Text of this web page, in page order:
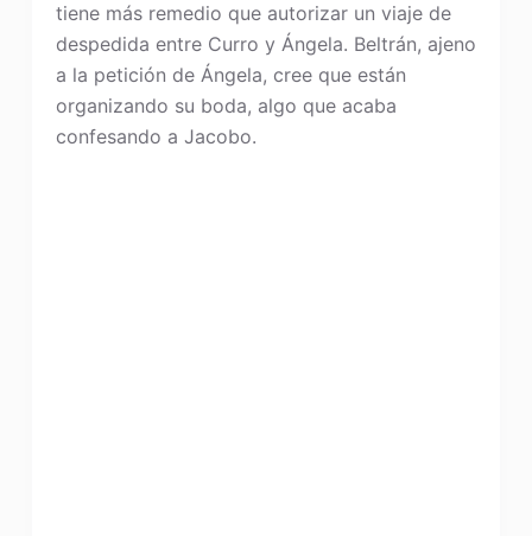
tiene más remedio que autorizar un viaje de
despedida entre Curro y Ángela. Beltrán, ajeno
a la petición de Ángela, cree que están
organizando su boda, algo que acaba
confesando a Jacobo.